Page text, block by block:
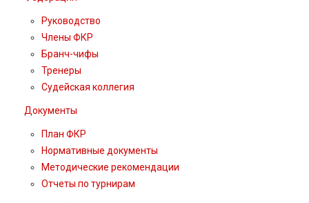
Руководство
Члены ФКР
Бранч-чифы
Тренеры
Судейская коллегия
Документы
План ФКР
Нормативные документы
Методические рекомендации
Отчеты по турнирам